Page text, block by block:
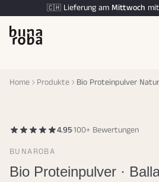
🇨🇭 Lieferung am Mittwoch
Home Produkte Bio Proteinpulver
4.95·100+ Bewertungen
BUNAROBA
Bio Proteinpulver ·